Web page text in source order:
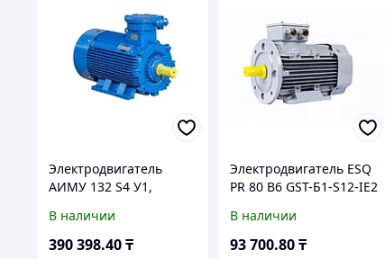
Электродвигатель
АИМУ 132 S4 У1,
IE3-89,6%, без силового
кабельного ввода,
В наличии
390 398.40₸
Электродвигатель ESQ
PR 80 В6 GST-Б1-S12-IE2
В наличии
93 700.80₸